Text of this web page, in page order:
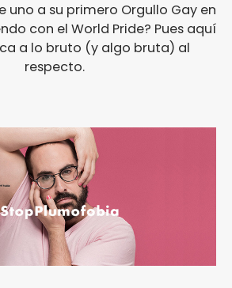
uno a su primero Orgullo Gay en
con el World Pride? Pues aquí
a lo bruto (y algo bruta) al
respecto.